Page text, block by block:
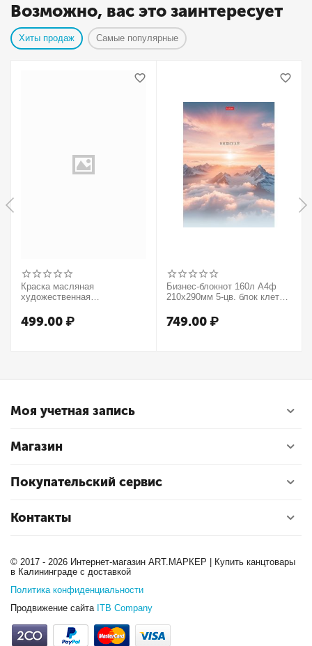
Возможно, вас это заинтересует
Хиты продаж Самые популярные
Краска масляная
художественная
37мл, туба, оранжевый
499.00₽
Бизнес-блокнот 160л А4ф
210х290мм 5-цв. блок клетка
мат.ламин. -В моменте
749.00₽
Моя учетная запись
Магазин
Покупательский сервис
Контакты
© 2017 - 2026 Интернет-магазин ART.МАРКЕР | Купить канцтовары
в Калининграде с доставкой
Политика конфиденциальности
Продвижение сайта ITB Company